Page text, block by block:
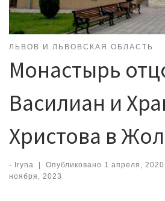
ЛЬВОВ И ЛЬВОВСКАЯ ОБЛАСТЬ
Монастырь
Василиан и
Христова в
- Iryna Опубликовано 1 апреля, 2020
ноября, 2023